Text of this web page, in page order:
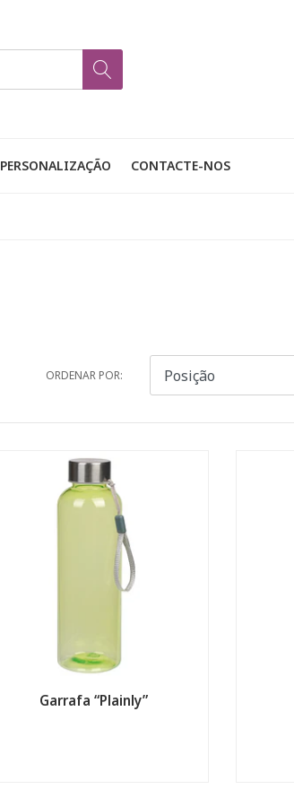
PERSONALIZAÇÃO CONTACTE-NOS
ORDENAR POR:
Garrafa “Plainly”